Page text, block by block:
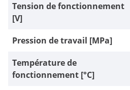
Tension de fonctionnement
[V]
Pression de travail [MPa]
Température de
fonctionnement [°C]